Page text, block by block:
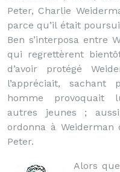
Peter, Charlie
parce qu’il était
Ben s’interposa entre
qui regrettèrent
d’avoir protégé
l’appréciait,
homme provoquait
autres jeunes ;
ordonna à
Peter.
Alors